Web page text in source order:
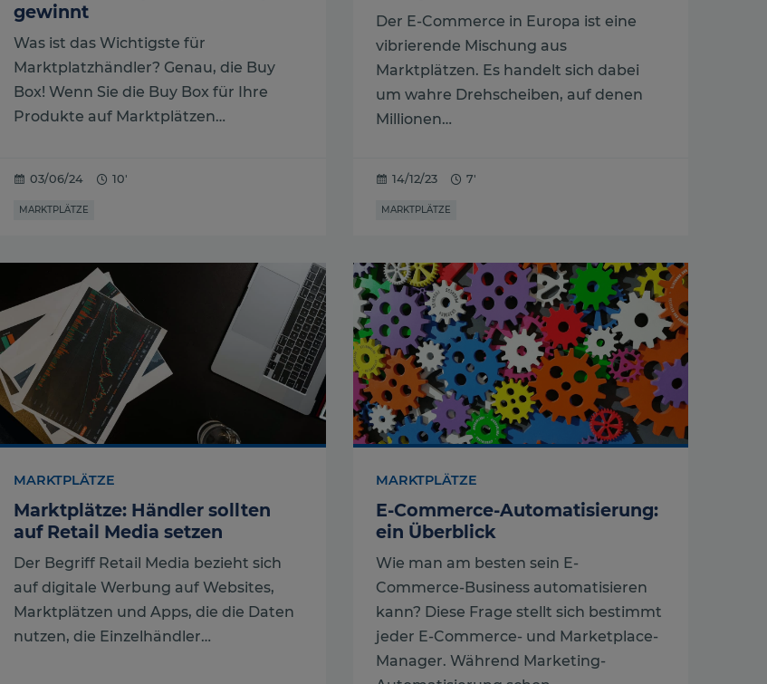
gewinnt
Was ist das Wichtigste für
Marktplatzhändler? Genau, die Buy
Box! Wenn Sie die Buy Box für Ihre
Produkte auf Marktplätzen…
03/06/24 10'
MARKTPLÄTZE
Der E-Commerce in Europa ist eine
vibrierende Mischung aus
Marktplätzen. Es handelt sich dabei
um wahre Drehscheiben, auf denen
Millionen…
14/12/23 7'
MARKTPLÄTZE
MARKTPLÄTZE
Marktplätze: Händler sollten
auf Retail Media setzen
Der Begriff Retail Media bezieht sich
auf digitale Werbung auf Websites,
Marktplätzen und Apps, die die Daten
nutzen, die Einzelhändler…
MARKTPLÄTZE
E-Commerce-Automatisierung:
ein Überblick
Wie man am besten sein E-
Commerce-Business automatisieren
kann? Diese Frage stellt sich bestimmt
jeder E-Commerce- und Marketplace-
Manager. Während Marketing-